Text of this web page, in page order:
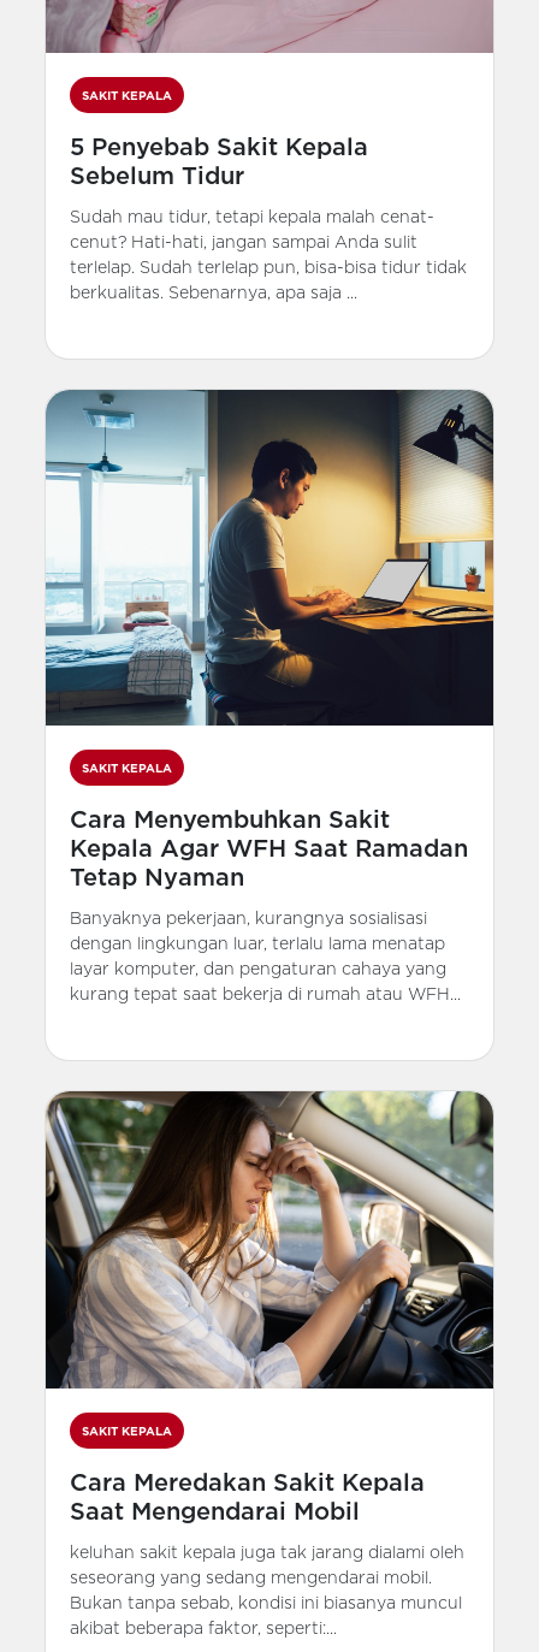
SAKIT KEPALA
5 Penyebab Sakit Kepala
Sebelum Tidur
Sudah mau tidur, tetapi kepala malah cenat-
cenut? Hati-hati, jangan sampai Anda sulit
terlelap. Sudah terlelap pun, bisa-bisa tidur tidak
berkualitas. Sebenarnya, apa saja ...
SAKIT KEPALA
Cara Menyembuhkan Sakit
Kepala Agar WFH Saat Ramadan
Tetap Nyaman
Banyaknya pekerjaan, kurangnya sosialisasi
dengan lingkungan luar, terlalu lama menatap
layar komputer, dan pengaturan cahaya yang
kurang tepat saat bekerja di rumah atau WFH...
SAKIT KEPALA
Cara Meredakan Sakit Kepala
Saat Mengendarai Mobil
keluhan sakit kepala juga tak jarang dialami oleh
seseorang yang sedang mengendarai mobil.
Bukan tanpa sebab, kondisi ini biasanya muncul
akibat beberapa faktor, seperti:...